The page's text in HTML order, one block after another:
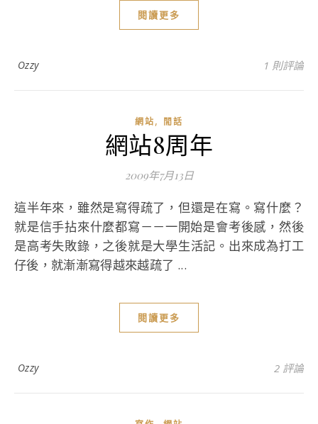
閱讀更多
Ozzy 1 則評論
網站, 閒話
網站8周年
2009年7月13日
這半年來，雖然是寫得疏了，但還是在寫。寫什麼？
就是信手拈來什麼都寫－－一開始是會考後感，然後
是高考失敗錄，之後就是大學生活記。出來成為打工
仔後，就漸漸寫得越來越疏了 ...
閱讀更多
Ozzy 2 評論